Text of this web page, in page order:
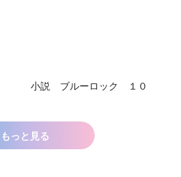
小説 ブルーロック １０
もっと見る